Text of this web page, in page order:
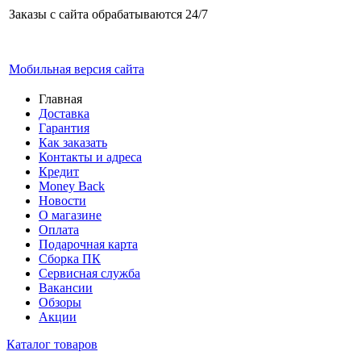
Заказы с сайта обрабатываются 24/7
Мобильная версия сайта
Главная
Доставка
Гарантия
Как заказать
Контакты и адреса
Кредит
Money Back
Новости
О магазине
Оплата
Подарочная карта
Сборка ПК
Сервисная служба
Вакансии
Обзоры
Акции
Каталог товаров